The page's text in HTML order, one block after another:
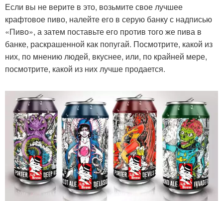
Если вы не верите в это, возьмите свое лучшее
крафтовое пиво, налейте его в серую банку с надписью
«Пиво», а затем поставьте его против того же пива в
банке, раскрашенной как попугай. Посмотрите, какой из
них, по мнению людей, вкуснее, или, по крайней мере,
посмотрите, какой из них лучше продается.